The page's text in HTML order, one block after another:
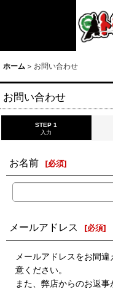
ホーム > お問い合わせ
お問い合わせ
STEP 1
入力
お名前 [必須]
メールアドレス [必須]
メールアドレスをお間
意ください。
また、弊店からのお返